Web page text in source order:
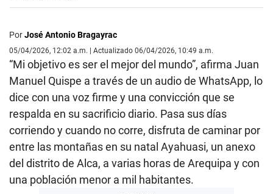
PorJosé Antonio Bragayrac
05/04/2026, 12:02 a.m. | Actualizado 06/04/2026, 10:49 a.m.
“Mi objetivo es ser el mejor del mundo”, afirma Juan
Manuel Quispe a través de un audio de WhatsApp, lo
dice con una voz firme y una convicción que se
respalda en su sacrificio diario. Pasa sus días
corriendo y cuando no corre, disfruta de caminar por
entre las montañas en su natal Ayahuasi, un anexo
del distrito de Alca, a varias horas de Arequipa y con
una población menor a mil habitantes.